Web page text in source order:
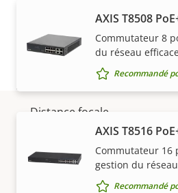
électronique
Description
la
propriété
Distance focale
Champ de vision horizontal
Champ de vision vertical
AXIS T8508
Commutateur 8
du réseau
Recommandé
AXIS T8516
Commutateur 16
gestion du
Recommandé
AFFICHER LES PRODUITS